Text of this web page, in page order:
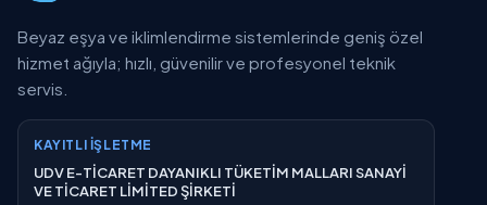
Beyaz eşya ve iklimlendirme sistemlerinde geniş özel
hizmet ağıyla; hızlı, güvenilir ve profesyonel teknik
servis.
KAYITLI İŞLETME
UDV E-TİCARET DAYANIKLI TÜKETİM MALLARI SANAYİ
VE TİCARET LİMİTED ŞİRKETİ